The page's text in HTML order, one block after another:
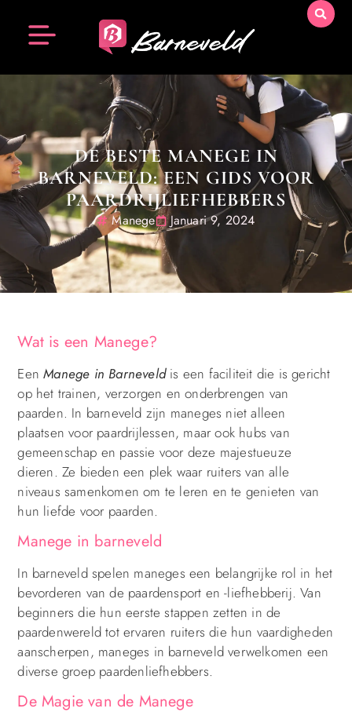
DE BESTE MANEGE IN
BARNEVELD: EEN GIDS VOOR
PAARDRIJLIEFHEBBERS
Manege Januari 9, 2024
Wat is een Manege?
EenManege in Barneveldis een faciliteit die is gericht
op het trainen, verzorgen en onderbrengen van
paarden. In barneveld zijn maneges niet alleen
plaatsen voor paardrijlessen, maar ook hubs van
gemeenschap en passie voor deze majestueuze
dieren. Ze bieden een plek waar ruiters van alle
niveaus samenkomen om te leren en te genieten van
hun liefde voor paarden.
Manege in barneveld
In barneveld spelen maneges een belangrijke rol in het
bevorderen van de paardensport en -liefhebberij. Van
beginners die hun eerste stappen zetten in de
paardenwereld tot ervaren ruiters die hun vaardigheden
aanscherpen, maneges in barneveld verwelkomen een
diverse groep paardenliefhebbers.
De Magie van de Manege